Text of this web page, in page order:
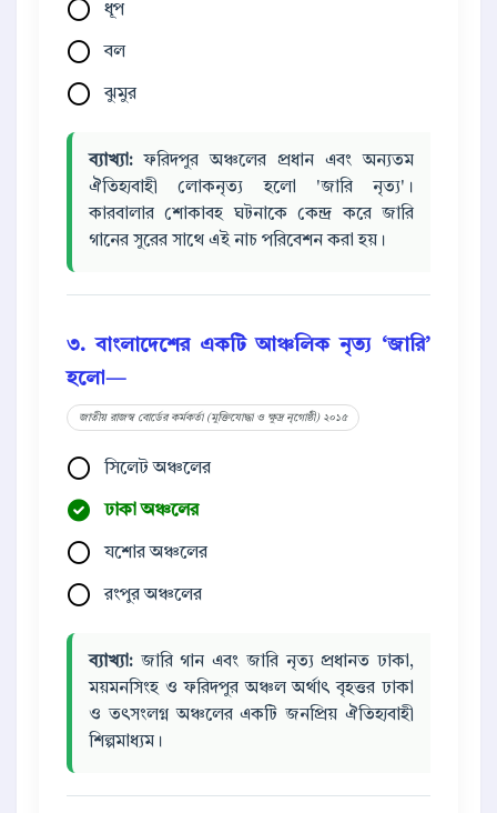
ধূপ
বল
ঝুমুর
ব্যাখ্যা: ফরিদপুর অঞ্চলের প্রধান এবং অন্যতম
ঐতিহ্যবাহী লোকনৃত্য হলো 'জারি নৃত্য'।
কারবালার শোকাবহ ঘটনাকে কেন্দ্র করে জারি
গানের সুরের সাথে এই নাচ পরিবেশন করা হয়।
৩. বাংলাদেশের একটি আঞ্চলিক নৃত্য ‘জারি’
হলো—
জাতীয় রাজস্ব বোর্ডের কর্মকর্তা (মুক্তিযোদ্ধা ও ক্ষুদ্র নৃগোষ্ঠী) ২০১৫
সিলেট অঞ্চলের
ঢাকা অঞ্চলের
যশোর অঞ্চলের
রংপুর অঞ্চলের
ব্যাখ্যা: জারি গান এবং জারি নৃত্য প্রধানত ঢাকা,
ময়মনসিংহ ও ফরিদপুর অঞ্চল অর্থাৎ বৃহত্তর ঢাকা
ও তৎসংলগ্ন অঞ্চলের একটি জনপ্রিয় ঐতিহ্যবাহী
শিল্পমাধ্যম।